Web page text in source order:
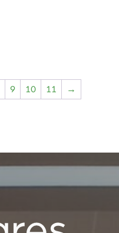
9 10 11 →